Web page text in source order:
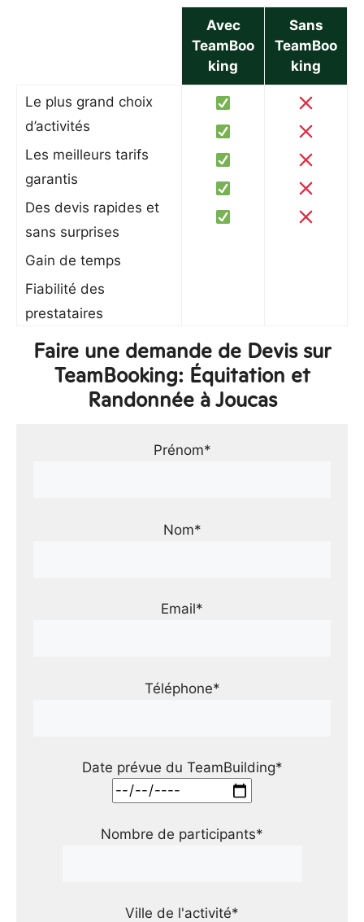
Avec
TeamBoo
king
Sans
TeamBoo
king
Le plus grand choix
d’activités
Les meilleurs tarifs
garantis
Des devis rapides et
sans surprises
Gain de temps
Fiabilité des
prestataires
Faire une demande de Devis sur
TeamBooking: Équitation et
Randonnée à Joucas
Prénom*
Nom*
Email*
Téléphone*
Date prévue du TeamBuilding*
Nombre de participants*
Ville de l'activité*